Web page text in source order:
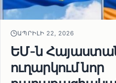
ԱՊՐԻԼԻ 22, 2026
ԵՄ-ն
ուղարկում նոր